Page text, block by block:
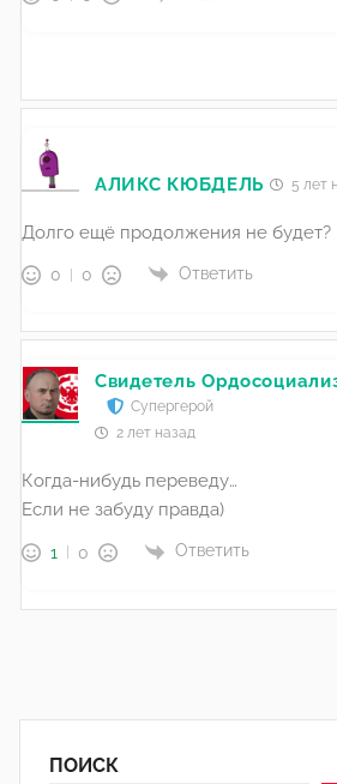
АЛИКС КЮБДЕЛЬ 5 лет
Долго ещё продолжения не будет?
0 0 Ответить
Свидетель
Супергерой
2 лет назад
Когда-нибудь переведу…
Если не забуду правда)
1 0 Ответить
ПОИСК